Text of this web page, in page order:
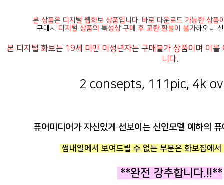
본 상품은 디지털 웹화보 상품입니다. 바로 다운로드 가능한 상품
구매시 디지털 상품의 특성상 구매 후 교환 환불이 불가하오니
니다.
2 consepts, 111pic, 4k
퓨어미디어가 자신있게 선보이는 신인모델 예하의
썸내일에서 보여드릴 수 없는 부분은 화보집에
**완전 강추합니다.!!**